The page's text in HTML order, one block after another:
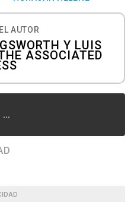
AUTOR
Y LUIS
ASSOCIATED
...